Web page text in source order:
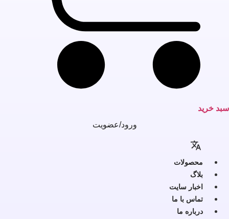
خرید
ورود/عضویت
محصولات
بلاگ
اخبار سایت
تماس با ما
درباره ما